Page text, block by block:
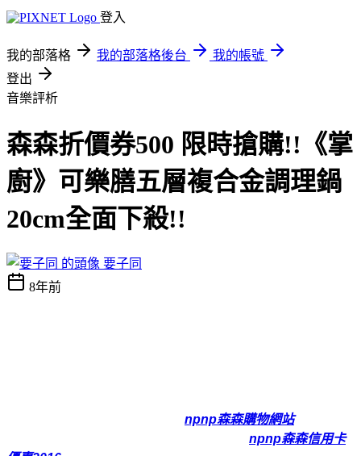
登入
我的部落格 我的部落格後台
我的帳號
登出
音樂評析
森森折價券500 限時搶購!!《掌
廚》可樂膳五層複合金調理鍋
20cm全面下殺!!
要子同
8年前
npnp森森購物網站《掌廚》
npnp森森信用卡